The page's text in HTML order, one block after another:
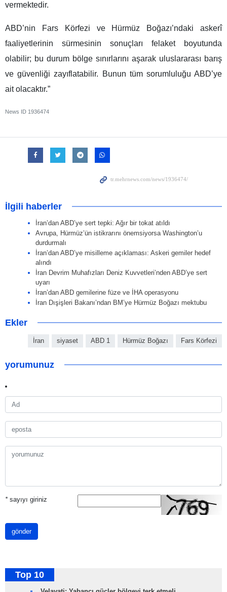
vermektedir.
ABD’nin Fars Körfezi ve Hürmüz Boğazı’ndaki askerî
faaliyetlerinin sürmesinin sonuçları felaket boyutunda
olabilir; bu durum bölge sınırlarını aşarak uluslararası barış
ve güvenliği zayıflatabilir. Bunun tüm sorumluluğu ABD’ye
ait olacaktır.”
News ID 1936474
İlgili haberler
İran’dan ABD’ye sert tepki: Ağır bir tokat atıldı
Avrupa, Hürmüz’ün istikrarını önemsiyorsa Washington’u
durdurmalı
İran’dan ABD’ye misilleme açıklaması: Askeri gemiler hedef
alındı
İran Devrim Muhafızları Deniz Kuvvetleri’nden ABD’ye sert
uyarı
İran’dan ABD gemilerine füze ve İHA operasyonu
İran Dışişleri Bakanı’ndan BM’ye Hürmüz Boğazı mektubu
Ekler
İran siyaset ABD 1 Hürmüz Boğazı Fars Körfezi
yorumunuz
*sayıyı giriniz
gönder
Top 10